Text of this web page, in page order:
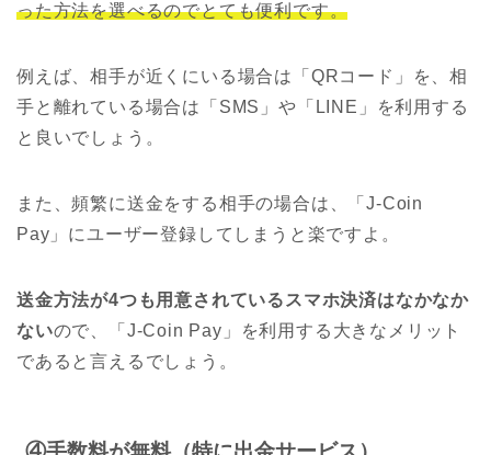
った方法を選べるのでとても便利です。
例えば、相手が近くにいる場合は「QRコード」を、相
手と離れている場合は「SMS」や「LINE」を利用する
と良いでしょう。
また、頻繁に送金をする相手の場合は、「J-Coin
Pay」にユーザー登録してしまうと楽ですよ。
送金方法が4つも用意されているスマホ決済はなかなか
ないので、「J-Coin Pay」を利用する大きなメリット
であると言えるでしょう。